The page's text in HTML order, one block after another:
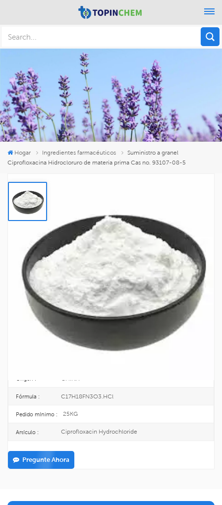
Hogar Ingredientes farmacéuticos
Suministro a granel
Ciprofloxacina Hidrocloruro de materia prima Cas no. 93107-08-5
Suministro A Granel Ciprofloxacina
Hidrocloruro De Materia Prima Cas No.
93107-08-5
El clorhidrato de ciprofloxacina es un antibiótico de amplio espectro, lo que
significa que se usa para tratar una serie de infecciones bacterianas.
No CAS. : 93107-08-5
25KG/DRUM
Origen :
Fórmula : C17H18FN3O3.HCl
Pedido mínimo : 25KG
Artículo : Ciprofloxacin Hydrochloride
Pregunte Ahora